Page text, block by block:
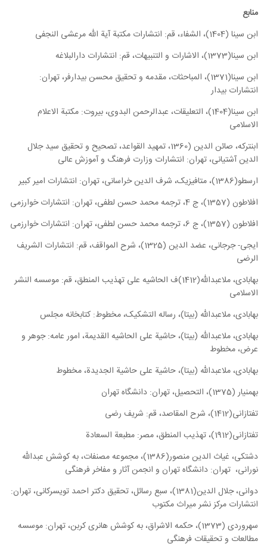
منابع
ابن سینا (1404)، الشفاء، قم: انتشارات مکتبة آیة الله مرعشی النجفی
ابن سینا(1373)، الاشارات و التنبیهات، قم: انتشارات دارالبلاغه
ابن سینا(1371)، المباحثات، مقدمه و تحقیق محسن بیدارفر، تهران:
انتشارات بیدار
ابن سینا(1404)، التعلیقات، عبدالرحمن البدوی، بیروت: مكتبة الاعلام
الاسلامى‏
ابن­ترکه، صائن الدین (1360، تمهید القواعد، تصحیح و تحقیق سید جلال
الدین آشتیانی، تهران: انتشارات وزارت فرهنگ و آموزش عالی
ارسطو(1386)، متافیزیک، شرف الدین خراسانی، تهران: انتشارات امیر کبیر
افلاطون (1357)، ج 4، ترجمه محمد حسن لطفی، تهران: انتشارات خوارزمی
افلاطون (1357)، ج 6، ترجمه محمد حسن لطفی، تهران: انتشارات خوارزمی
ایجی- جرجانی، عضد الدین (1325)، شرح المواقف، قم: انتشارات الشریف
الرضی
بهابادی، ملاعبدالله(1412)ف الحاشیه علی تهذیب المنطق، قم: موسسه النشر
الاسلامی
بهابادی، ملاعبدالله (بیتا)، رساله التشکیک، مخطوط: کتابخانه مجلس
بهابادی، ملاعبدالله (بیتا)، حاشیة علی الحاشیه القدیمة، امور عامه: جوهر و
عرض، مخطوط
بهابادی، ملاعبدالله (بیتا)، حاشیة علی حاشیة الجدیدة، مخطوط
بهمنیار (1375)، التحصیل، تهران: دانشگاه تهران
تفتازانی(1412)، شرح المقاصد، قم: شریف رضی
تفتازانی(1912)، تهذیب المنطق، مصر: مطبعة السعادة
دشتکی، غیاث الدین منصور(1386)، مجموعه مصنفات، به کوشش عبدالله
نورانی، تهران: دانشگاه تهران و انجمن آثار و مفاخر فرهنگی
دوانی، جلال الدین(1381)، سبع رسائل، تحقیق دکتر احمد تویسرکانی، تهران:
انتشارات مرکز نشر میراث مکتوب
سهروردی (1373)، حکمه الاشراق، به کوشش هانری کربن، تهران: موسسه
مطالعات و تحقیقات فرهنگی